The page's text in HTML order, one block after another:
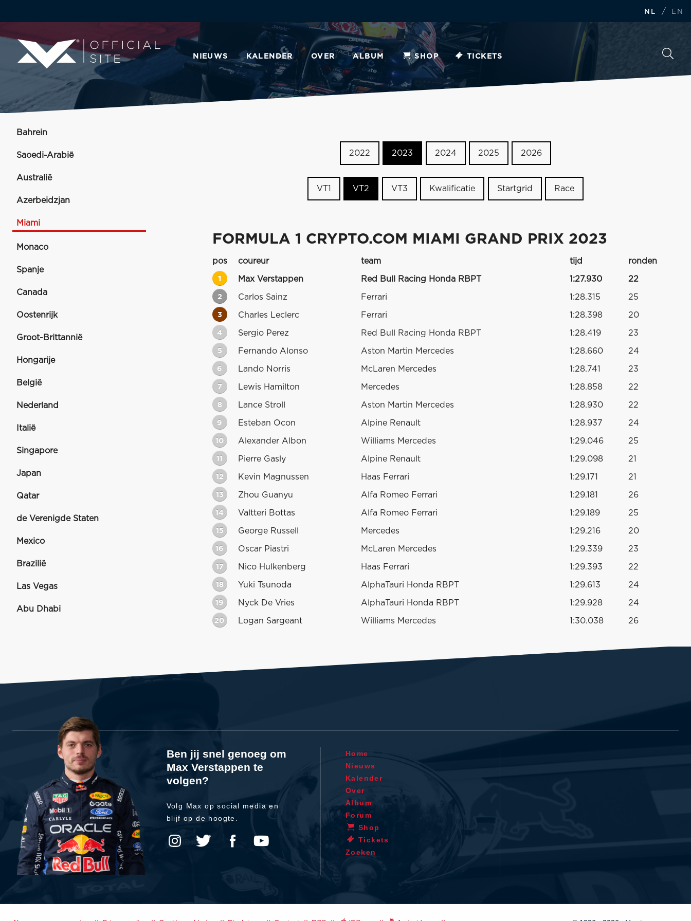
NL / EN
NIEUWS KALENDER OVER ALBUM SHOP TICKETS
Bahrein
Saoedi-Arabië
Australië
Azerbeidzjan
Miami
Monaco
Spanje
Canada
Oostenrijk
Groot-Brittannië
Hongarije
België
Nederland
Italië
Singapore
Japan
Qatar
de Verenigde Staten
Mexico
Brazilië
Las Vegas
Abu Dhabi
2022 2023 2024 2025 2026
VT1 VT2 VT3 Kwalificatie Startgrid Race
FORMULA 1 CRYPTO.COM MIAMI GRAND PRIX 2023
pos coureur team tijd ronden
1 Max Verstappen Red Bull Racing Honda RBPT 1:27.930 22
2 Carlos Sainz Ferrari 1:28.315 25
3 Charles Leclerc Ferrari 1:28.398 20
4 Sergio Perez Red Bull Racing Honda RBPT 1:28.419 23
5 Fernando Alonso Aston Martin Mercedes 1:28.660 24
6 Lando Norris McLaren Mercedes 1:28.741 23
7 Lewis Hamilton Mercedes 1:28.858 22
8 Lance Stroll Aston Martin Mercedes 1:28.930 22
9 Esteban Ocon Alpine Renault 1:28.937 24
10 Alexander Albon Williams Mercedes 1:29.046 25
11 Pierre Gasly Alpine Renault 1:29.098 21
12 Kevin Magnussen Haas Ferrari 1:29.171 21
13 Zhou Guanyu Alfa Romeo Ferrari 1:29.181 26
14 Valtteri Bottas Alfa Romeo Ferrari 1:29.189 25
15 George Russell Mercedes 1:29.216 20
16 Oscar Piastri McLaren Mercedes 1:29.339 23
17 Nico Hulkenberg Haas Ferrari 1:29.393 22
18 Yuki Tsunoda AlphaTauri Honda RBPT 1:29.613 24
19 Nyck De Vries AlphaTauri Honda RBPT 1:29.928 24
20 Logan Sargeant Williams Mercedes 1:30.038 26
Ben jij snel genoeg om
Max Verstappen te
volgen?
Volg Max op social media en
blijf op de hoogte.
Home
Nieuws
Kalender
Over
Album
Forum
Shop
Tickets
Zoeken